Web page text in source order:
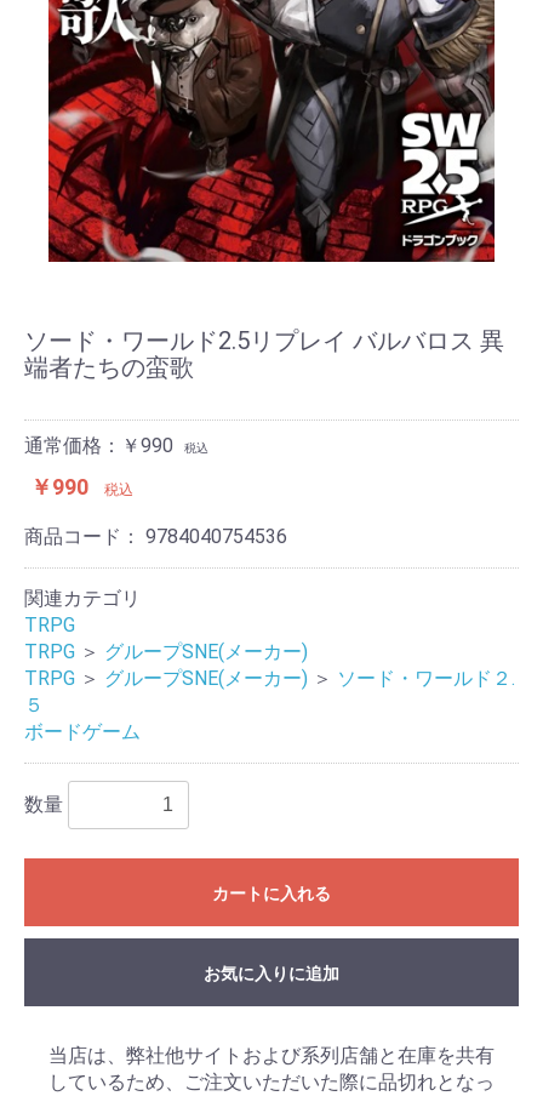
ソード・ワールド2.5リプレイ バルバロス 異
端者たちの蛮歌
通常価格：￥990 税込
￥990 税込
商品コード： 9784040754536
関連カテゴリ
TRPG
TRPG ＞ グループSNE(メーカー)
TRPG ＞ グループSNE(メーカー) ＞ ソード・ワールド２.
５
ボードゲーム
数量
カートに入れる
お気に入りに追加
当店は、弊社他サイトおよび系列店舗と在庫を共有
しているため、ご注文いただいた際に品切れとなっ